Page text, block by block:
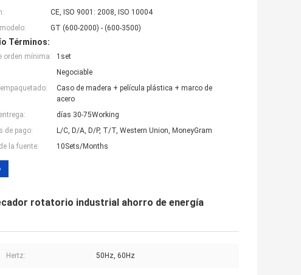
CE, ISO 9001: 2008, ISO 10004
GT (600-2000) - (600-3500)
Términos:
orden mínima:
1set
Negociable
Caso de madera + película plástica + marco de
acero
días 30-75Working
de pago:
L/C, D/A, D/P, T/T, Western Union, MoneyGram
la fuente:
10Sets/Months
rotatorio industrial ahorro de energía
Hertz: 50Hz, 60Hz